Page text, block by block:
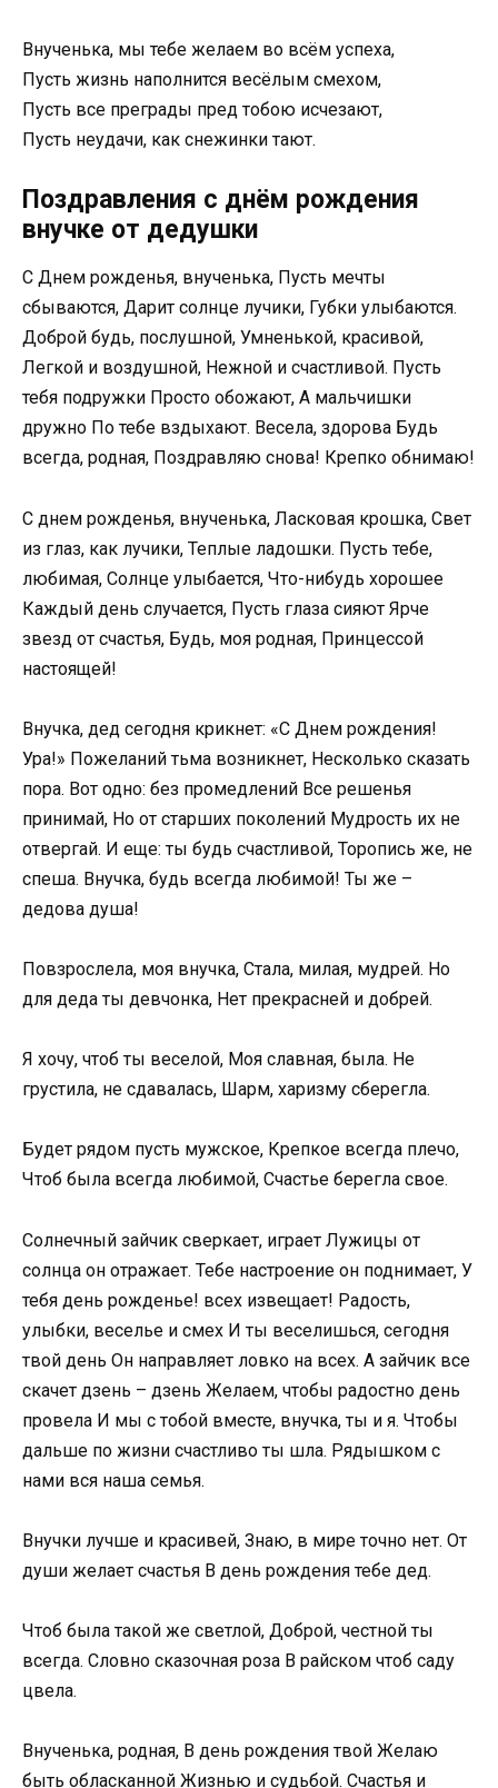
Внученька, мы тебе желаем во всём успеха,
Пусть жизнь наполнится весёлым смехом,
Пусть все преграды пред тобою исчезают,
Пусть неудачи, как снежинки тают.
Поздравления с днём рождения
внучке от дедушки
С Днем рожденья, внученька, Пусть мечты
сбываются, Дарит солнце лучики, Губки улыбаются.
Доброй будь, послушной, Умненькой, красивой,
Легкой и воздушной, Нежной и счастливой. Пусть
тебя подружки Просто обожают, А мальчишки
дружно По тебе вздыхают. Весела, здорова Будь
всегда, родная, Поздравляю снова! Крепко обнимаю!
С днем рожденья, внученька, Ласковая крошка, Свет
из глаз, как лучики, Теплые ладошки. Пусть тебе,
любимая, Солнце улыбается, Что-нибудь хорошее
Каждый день случается, Пусть глаза сияют Ярче
звезд от счастья, Будь, моя родная, Принцессой
настоящей!
Внучка, дед сегодня крикнет: «С Днем рождения!
Ура!» Пожеланий тьма возникнет, Несколько сказать
пора. Вот одно: без промедлений Все решенья
принимай, Но от старших поколений Мудрость их не
отвергай. И еще: ты будь счастливой, Торопись же, не
спеша. Внучка, будь всегда любимой! Ты же –
дедова душа!
Повзрослела, моя внучка, Стала, милая, мудрей. Но
для деда ты девчонка, Нет прекрасней и добрей.
Я хочу, чтоб ты веселой, Моя славная, была. Не
грустила, не сдавалась, Шарм, харизму сберегла.
Будет рядом пусть мужское, Крепкое всегда плечо,
Чтоб была всегда любимой, Счастье берегла свое.
Солнечный зайчик сверкает, играет Лужицы от
солнца он отражает. Тебе настроение он поднимает, У
тебя день рожденье! всех извещает! Радость,
улыбки, веселье и смех И ты веселишься, сегодня
твой день Он направляет ловко на всех. А зайчик все
скачет дзень – дзень Желаем, чтобы радостно день
провела И мы с тобой вместе, внучка, ты и я. Чтобы
дальше по жизни счастливо ты шла. Рядышком с
нами вся наша семья.
Внучки лучше и красивей, Знаю, в мире точно нет. От
души желает счастья В день рождения тебе дед.
Чтоб была такой же светлой, Доброй, честной ты
всегда. Словно сказочная роза В райском чтоб саду
цвела.
Внученька, родная, В день рождения твой Желаю
быть обласканной Жизнью и судьбой. Счастья и